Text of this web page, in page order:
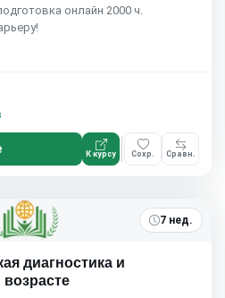
онлайн 2000 ч.
К курсу Сохр. Сравн.
7 нед.
диагностика и
возрасте